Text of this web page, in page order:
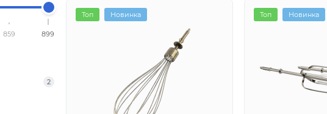
859 899
2
Топ Новинка Топ Новинка